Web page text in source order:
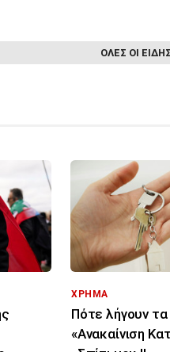
ΟΛΕΣ ΟΙ
ΧΡΗΜΑ
Πότε λήγουν
«Ανακαίνιση